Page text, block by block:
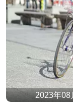
2023年08